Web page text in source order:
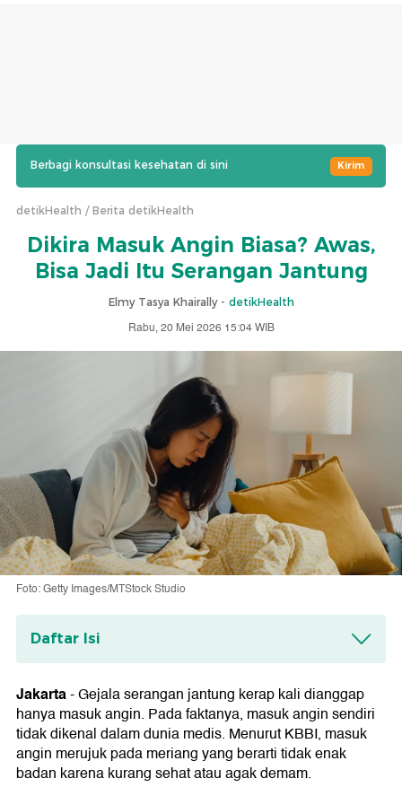
Berbagi konsultasi kesehatan di sini Kirim
detikHealth Berita detikHealth
Dikira Masuk Angin Biasa? Awas,
Bisa Jadi Itu Serangan Jantung
Elmy Tasya Khairally - detikHealth
Rabu, 20 Mei 2026 15:04 WIB
Foto: Getty Images/MTStock Studio
Daftar Isi
Perbedaan Gejala Serangan Jantung dan
Masuk Angin
Gejala Masuk Angin
Jakarta-Gejala serangan jantung kerap kali dianggap
hanya masuk angin. Pada faktanya, masuk angin sendiri
tidak dikenal dalam dunia medis. Menurut KBBI, masuk
angin merujuk pada meriang yang berarti tidak enak
badan karena kurang sehat atau agak demam.